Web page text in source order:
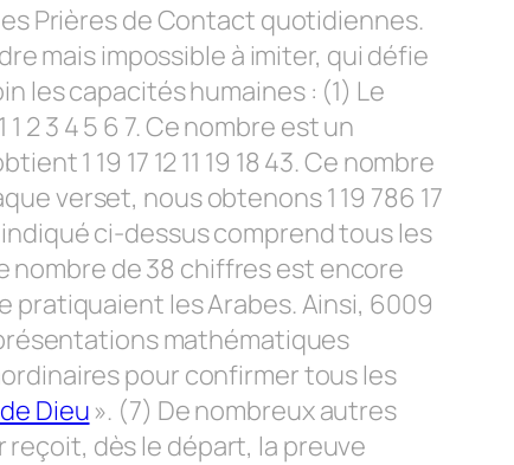
Prières de Contact quotidiennes.
mais impossible à imiter, qui défie
les capacités humaines : (1) Le
2 3 4 5 6 7. Ce nombre est un
1 19 17 12 11 19 18 43. Ce nombre
verset, nous obtenons 1 19 786 17
indiqué ci-dessus comprend tous les
nombre de 38 chiffres est encore
pratiquaient les Arabes. Ainsi, 6009
mathématiques
pour confirmer tous les
Dieu». (7) De nombreux autres
reçoit, dès le départ, la preuve